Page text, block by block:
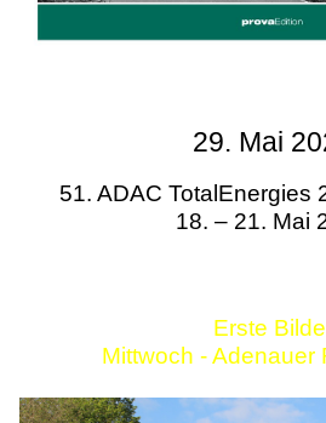
29. Mai
51. ADAC TotalEnergies
18. – 21. Mai
Erste
Mittwoch - Adenauer